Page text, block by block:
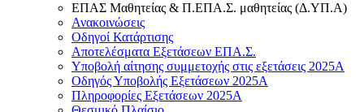
ΕΠΑΣ Μαθητείας & Π.ΕΠΑ.Σ. μαθητείας (Δ.ΥΠ.Α)
Ανακοινώσεις
Oδηγοί Κατάρτισης
Αποτελέσματα Εξετάσεων ΕΠΑ.Σ.
Υποβολή αίτησης συμμετοχής στις εξετάσεις 2025Α
Οδηγός Υποβολής Εξετάσεων 2025A
Πληροφορίες Εξετάσεων 2025Α